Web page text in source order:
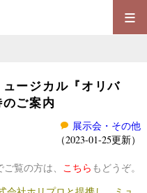
≡
ージカル『オリバ
ご案内
展示会・その他
（2023-01-25更新）
覧の方は、 こちら もどうぞ。